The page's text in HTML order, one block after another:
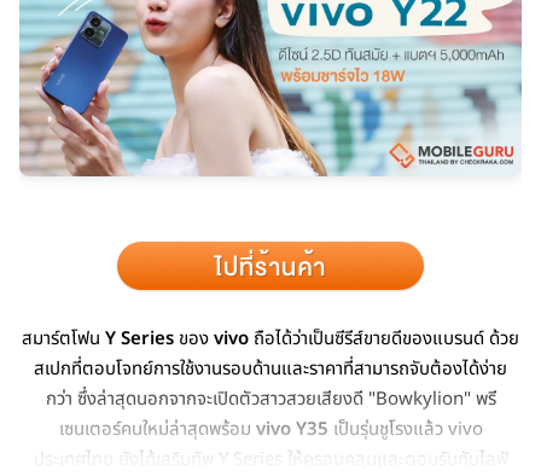
สมาร์ตโฟน Y Series ของvivo ถือได้ว่าเป็นซีรีส์ขายดีของแบรนด์ ด้วย
สเปกที่ตอบโจทย์การใช้งานรอบด้านและราคาที่สามารถจับต้องได้ง่าย
กว่า ซึ่งล่าสุดนอกจากจะเปิดตัวสาวสวยเสียงดี "Bowkylion" พรี
เซนเตอร์คนใหม่ล่าสุดพร้อม vivo Y35 เป็นรุ่นชูโรงแล้ว vivo
ประเทศไทย ยังได้เสริมทัพ Y Series ให้ครอบคลุมและตอบรับกับไลฟ์